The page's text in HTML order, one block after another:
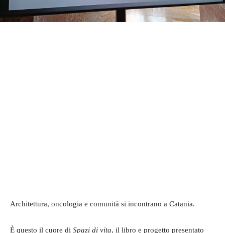
Architettura, oncologia e comunità si incontrano a Catania.
È questo il cuore di Spazi di vita, il libro e progetto presentato